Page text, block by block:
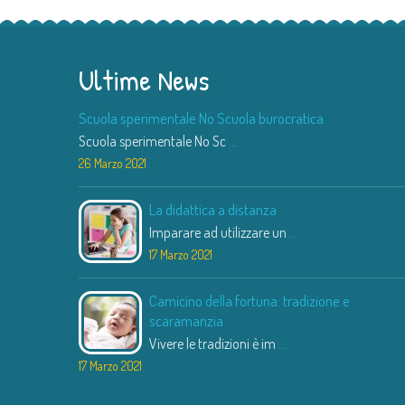
Ultime News
Scuola sperimentale No Scuola burocratica
Scuola sperimentale No Sc ...
26 Marzo 2021
La didattica a distanza
Imparare ad utilizzare un ...
17 Marzo 2021
Camicino della fortuna: tradizione e
scaramanzia
Vivere le tradizioni è im ...
17 Marzo 2021